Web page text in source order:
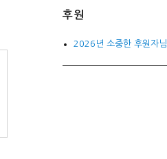
후원
2026년 소중한 후원자님